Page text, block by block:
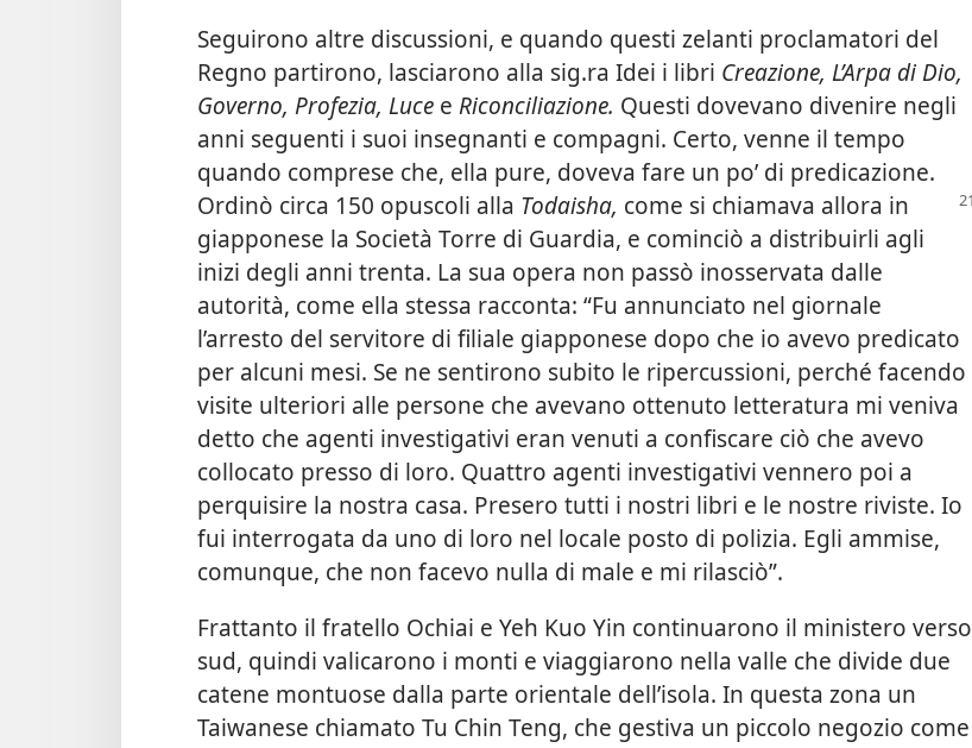
Seguirono altre discussioni, e quando questi zelanti proclamatori del
Regno partirono, lasciarono alla sig.ra Idei i libri Creazione, L’Arpa di Dio,
Governo, Profezia, Luce e Riconciliazione. Questi dovevano divenire negli
anni seguenti i suoi insegnanti e compagni. Certo, venne il tempo
quando comprese che, ella pure, doveva fare un po’ di predicazione.
Ordinò circa 150 opuscoli alla Todaisha, come si chiamava allora in
giapponese la Società Torre di Guardia, e cominciò a distribuirli agli
inizi degli anni trenta. La sua opera non passò inosservata dalle
autorità, come ella stessa racconta: “Fu annunciato nel giornale
l’arresto del servitore di filiale giapponese dopo che io avevo predicato
per alcuni mesi. Se ne sentirono subito le ripercussioni, perché facendo
visite ulteriori alle persone che avevano ottenuto letteratura mi veniva
detto che agenti investigativi eran venuti a confiscare ciò che avevo
collocato presso di loro. Quattro agenti investigativi vennero poi a
perquisire la nostra casa. Presero tutti i nostri libri e le nostre riviste. Io
fui interrogata da uno di loro nel locale posto di polizia. Egli ammise,
comunque, che non facevo nulla di male e mi rilasciò”.
Frattanto il fratello Ochiai e Yeh Kuo Yin continuarono il ministero verso
sud, quindi valicarono i monti e viaggiarono nella valle che divide due
catene montuose dalla parte orientale dell’isola. In questa zona un
Taiwanese chiamato Tu Chin Teng, che gestiva un piccolo negozio come